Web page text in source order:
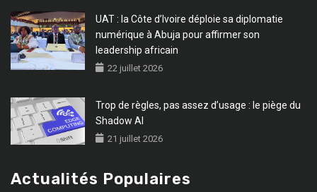
UAT : la Côte d’Ivoire déploie sa diplomatie
numérique à Abuja pour affirmer son
leadership africain
22 juillet 2026
Trop de règles, pas assez d’usage : le piège du
Shadow AI
21 juillet 2026
Actualités Populaires